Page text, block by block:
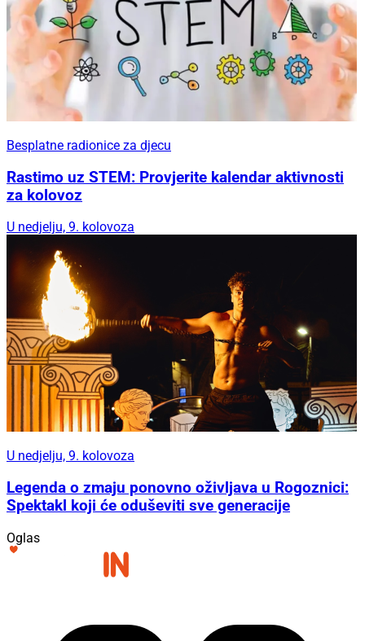
Besplatne radionice za djecu
Rastimo uz STEM: Provjerite kalendar aktivnosti
za kolovoz
U nedjelju, 9. kolovoza
U nedjelju, 9. kolovoza
Legenda o zmaju ponovno oživljava u Rogoznici:
Spektakl koji će oduševiti sve generacije
Oglas